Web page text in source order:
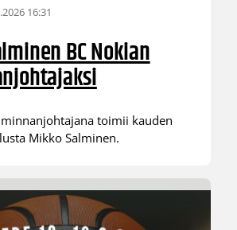
16:31
BC Nokian
toimii kauden
Mikko Salminen.